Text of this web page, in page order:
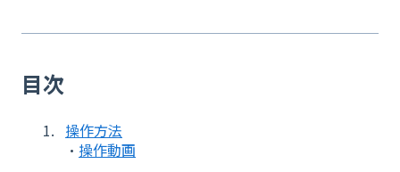
目次
操作方法
・ 操作動画